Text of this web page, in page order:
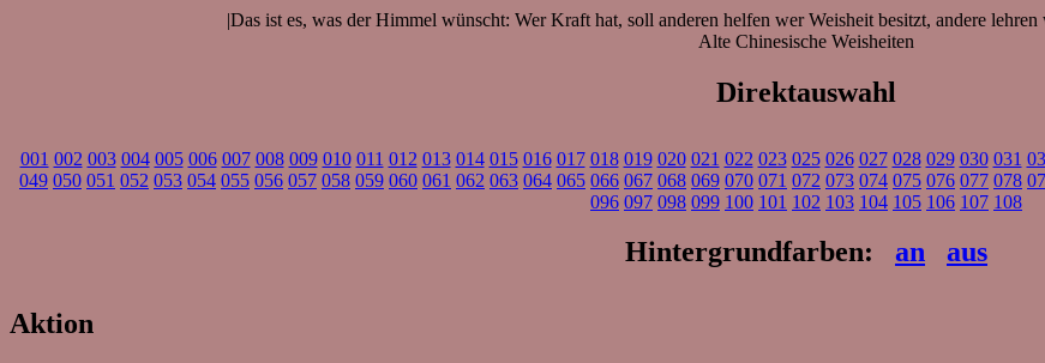
|Das ist es, was der Himmel wünscht: Wer Kraft hat, soll anderen helfen wer Weisheit besitzt, andere
Alte Chinesische Weisheiten
Direktauswahl
001 002 003 004 005 006 007 008 009 010 011 012 013 014 015 016 017 018 019 020 021 022 023 025 026 027 028 029 030 031
049 050 051 052 053 054 055 056 057 058 059 060 061 062 063 064 065 066 067 068 069 070 071 072 073 074 075 076 077 078
096 097 098 099 100 101 102 103 104 105 106 107 108
Hintergrundfarben: an aus
Aktion